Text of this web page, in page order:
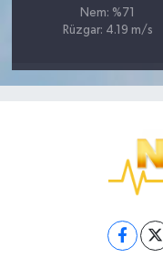
Nem: %71
Rüzgar: 4.19 m/s